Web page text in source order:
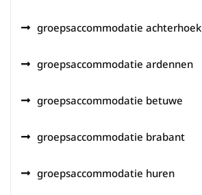
groepsaccommodatie achterhoek
groepsaccommodatie ardennen
groepsaccommodatie betuwe
groepsaccommodatie brabant
groepsaccommodatie huren